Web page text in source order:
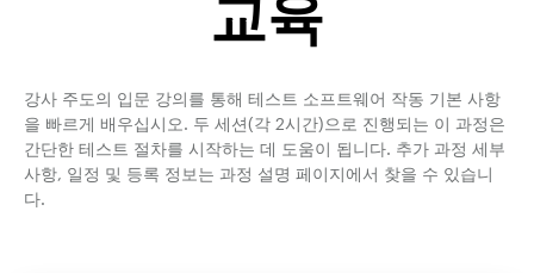
교육
강사 주도의 입문 강의를 통해 테스트 소프트웨어 작동 기본 사항
을 빠르게 배우십시오. 두 세션(각 2시간)으로 진행되는 이 과정은
간단한 테스트 절차를 시작하는 데 도움이 됩니다. 추가 과정 세부
사항, 일정 및 등록 정보는 과정 설명 페이지에서 찾을 수 있습니
다.